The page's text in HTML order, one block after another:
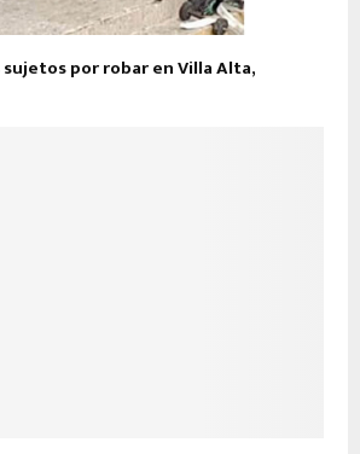
sujetos por robar en Villa Alta,